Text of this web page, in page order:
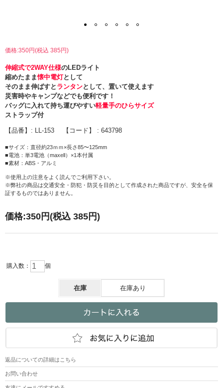
価格:350円(税込 385円)
伸縮式で2WAY仕様のLEDライト
縮めたまま懐中電灯として
そのまま伸ばすと ランタンとして、置いて使えます
災害時やキャンプなどでも便利です！
バッグに入れて持ち運びやすい軽量手のひらサイズ
ストラップ付
【品番】: LL-153 【コード】 : 643798
■サイズ：直径約23ｍｍ×長さ85〜125mm
■電池：単3電池（maxell）×1本付属
■素材：ABS・アルミ
※使用上の注意をよく読んでご利用下さい。
※弊社の商品は交通安全・防犯・防災を目的として作成された商品ですが、安全を保
証するものではありません。
価格:350円 (税込 385円)
購入数： 個
在庫 在庫あり
返品についての詳細はこちら
お問い合わせ